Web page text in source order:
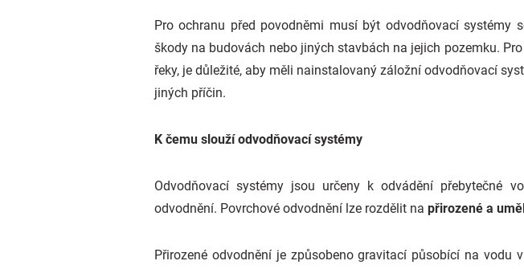
Pro ochranu před povodněmi musí být odvodňovací systémy
škody na budovách nebo jiných stavbách na jejich pozemku.
řeky, je důležité, aby měli nainstalovaný záložní odvodňovací
jiných příčin.
K čemu slouží odvodňovací systémy
Odvodňovací systémy jsou určeny k odvádění přebytečné
odvodnění. Povrchové odvodnění lze rozdělit na přirozené a
Přirozené odvodnění je způsobeno gravitací působící na